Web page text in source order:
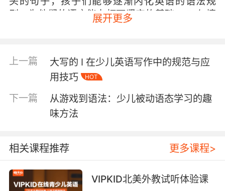
则，为他们的语言能力打下坚实的基础。 “I”与情
感认知的关联 “I”不仅仅是一个语言符号，它还承
自己的情感时，他们实际上是在进行情感的自我
认知和表达。 例如，当孩子们说“I am happy”或
“I am sad”时，他们不仅在描述自己的情绪状
态，更是在学习如何识别和管理自己的情感。这
种情感认知的能力，对于孩子们的心理健康和社
交发展具有重要意义。 “I”在文化理解中的作用 在
值观念。通过“I”，孩子们不仅在学习语言，更是
在接触和理解英语文化。 例如，当孩子们学习“I
can do it”时，他们不仅是在学习一个简单的句
子，更是在学习一种积极向上的生活态度。这种
展开更多
上一篇
大写的 I 在少儿英语写作中的规范与应
用技巧
HOT
下一篇
从游戏到语法：少儿被动语态学习的趣
味方法
相关课程推荐 更多课程>
VIPKID北美外教试听体验课